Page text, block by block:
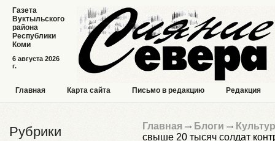
6 августа 2026
г.
Газета
Вуктыльского
района
Республики
Коми
Главная Карта сайта Письмо в редакцию Редакция
Рубрики Главная Блоги
свыше 20 тысяч солдат